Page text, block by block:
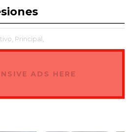
Principal,
ADS HERE